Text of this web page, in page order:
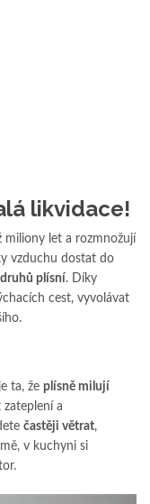
likvidace!
miliony let a rozmnožují
vzduchu dostat do
plísní. Díky
cest, vyvolávat
ta, že plísně milují
a
častěji větrat,
v kuchyni si